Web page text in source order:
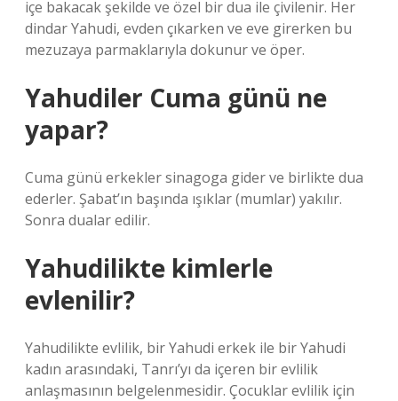
içe bakacak şekilde ve özel bir dua ile çivilenir. Her
dindar Yahudi, evden çıkarken ve eve girerken bu
mezuzaya parmaklarıyla dokunur ve öper.
Yahudiler Cuma günü ne
yapar?
Cuma günü erkekler sinagoga gider ve birlikte dua
ederler. Şabat’ın başında ışıklar (mumlar) yakılır.
Sonra dualar edilir.
Yahudilikte kimlerle
evlenilir?
Yahudilikte evlilik, bir Yahudi erkek ile bir Yahudi
kadın arasındaki, Tanrı’yı ​​da içeren bir evlilik
anlaşmasının belgelenmesidir. Çocuklar evlilik için